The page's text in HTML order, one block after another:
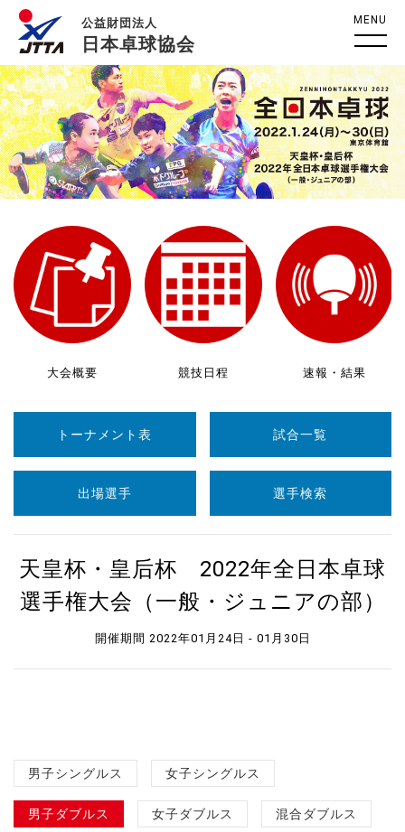
公益財団法人
日本卓球協会
MENU
大会概要 競技日程 速報・結果
トーナメント表 試合一覧
出場選手 選手検索
天皇杯・皇后杯 2022年全日本卓球
選手権大会（一般・ジュニアの部）
開催期間 2022年01月24日 - 01月30日
男子シングルス 女子シングルス
男子ダブルス 女子ダブルス 混合ダブルス